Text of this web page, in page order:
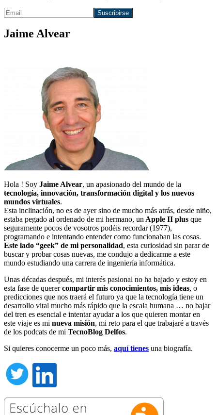
Jaime Alvear
Hola ! Soy Jaime Alvear, un apasionado del mundo de la
tecnología, innovación, transformación digital y los nuevos
mundos virtuales.
Esta inclinación, no es de ayer sino de mucho más atrás, desde niño,
estaba pegado al ordenado de mi hermano, un Apple II plus que
seguramente pocos de vosotros podéis recordar (1977),
programando e intentando entender como funcionaban las cosas.
Este lado “geek” de mi personalidad, esta curiosidad sin parar de
buscar y probar cosas nuevas, me condujo a dedicarme a este
mundo estudiando una carrera de ingeniería informática.
Unas décadas después, mi interés pasional no ha bajado y estoy en
esta fase de querercompartir mis conocimientos, mis ideas, o
predicciones que nos traerá el futuro ya que la tecnología tiene un
desarrollo vital mucho más rápido que la escala humana … no bajar
del tren es esencial e intentar ayudar a los que quieren montar en
este viaje es mi nueva misión, mi reto para el que trabajaré a través
de los podcats de mi TecnoBlog Delfos.
Si quieres conocerme un poco más, aquí tienes una biografía.